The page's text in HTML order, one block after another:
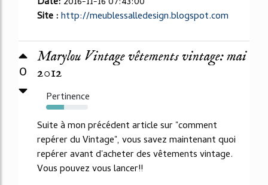
Site :http://meublessalledesign.blogspot.com
0
Marylou Vintage vêtements vintage: mai
2012
Pertinence
43%
Suite à mon précédent article sur "comment
repérer du Vintage", vous savez maintenant quoi
repérer avant d'acheter des vêtements vintage.
Vous pouvez vous lancer!!